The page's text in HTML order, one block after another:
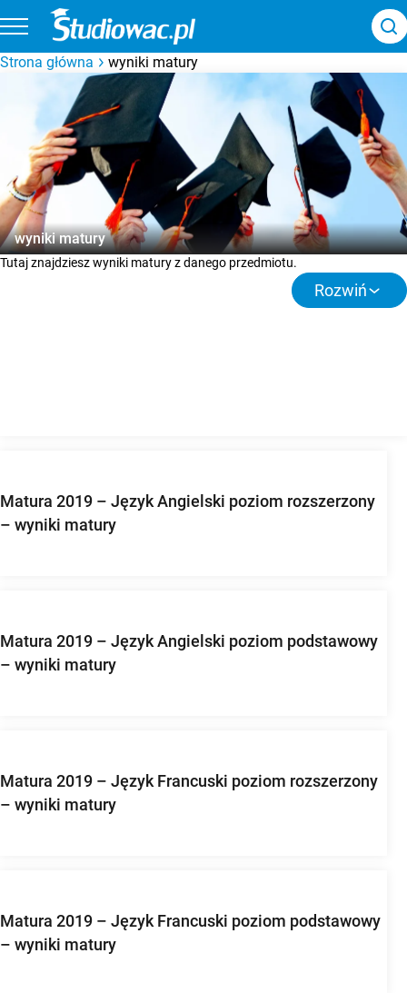
Strona główna wyniki matury
wyniki matury
Tutaj znajdziesz wyniki matury z danego przedmiotu.
Rozwiń
Matura 2019 – Język Angielski poziom rozszerzony
– wyniki matury
Matura 2019 – Język Angielski poziom podstawowy
– wyniki matury
Matura 2019 – Język Francuski poziom rozszerzony
– wyniki matury
Matura 2019 – Język Francuski poziom podstawowy
– wyniki matury